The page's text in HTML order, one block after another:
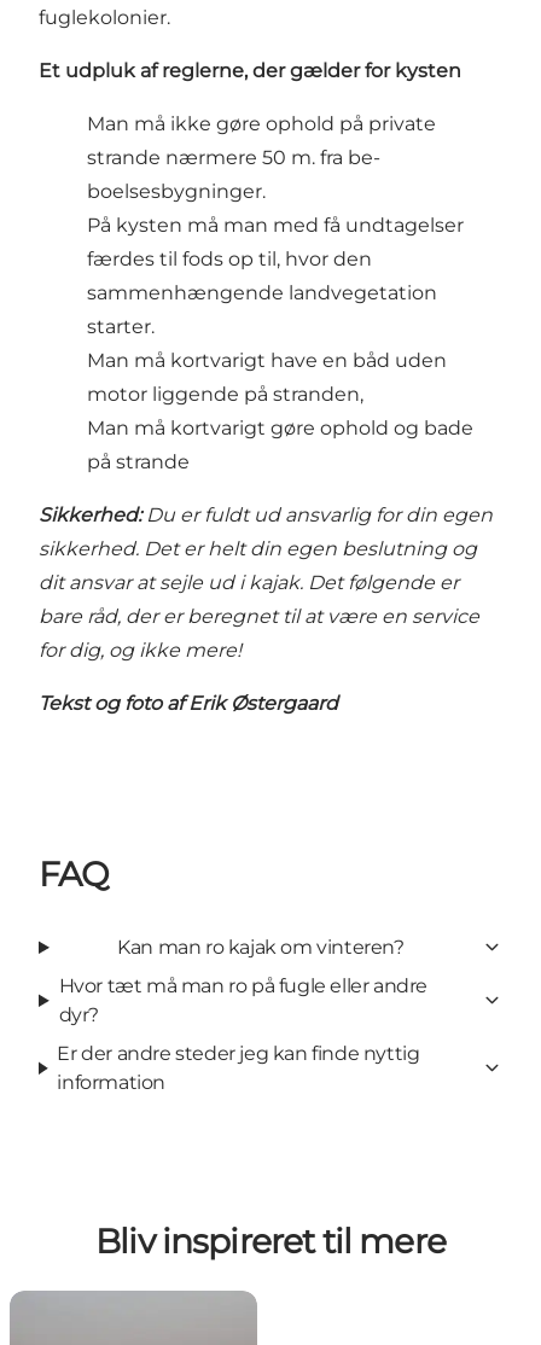
fuglekolonier.
Et udpluk af reglerne, der gælder for kysten
Man må ikke gøre ophold på private
strande nærmere 50 m. fra be­
boelsesbygninger.
På kysten må man med få undtagelser
færdes til fods op til, hvor den
sammenhængende landvegetation
starter.
Man må kortvarigt have en båd uden
motor liggende på stranden,
Man må kortvarigt gøre ophold og bade
på strande
Sikkerhed: Du er fuldt ud ansvarlig for din egen
sikkerhed. Det er helt din egen beslutning og
dit ansvar at sejle ud i kajak. Det følgende er
bare råd, der er beregnet til at være en service
for dig, og ikke mere!
Tekst og foto af Erik Østergaard
FAQ
Kan man ro kajak om vinteren?
Hvor tæt må man ro på fugle eller andre
dyr?
Er der andre steder jeg kan finde nyttig
information
Bliv inspireret til mere